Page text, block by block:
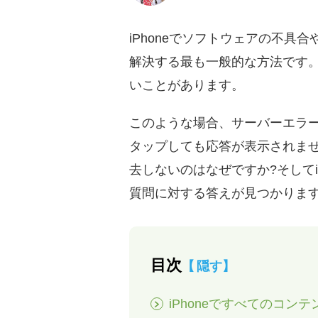
iPhoneでソフトウェアの不具合
解決する最も一般的な方法です
いことがあります。
このような場合、サーバーエラ
タップしても応答が表示されま
去しないのはなぜですか?そし
質問に対する答えが見つかりま
目次 隠す
iPhoneですべてのコンテ